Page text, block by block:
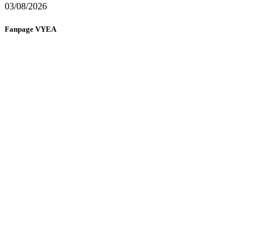
03/08/2026
Fanpage VYEA